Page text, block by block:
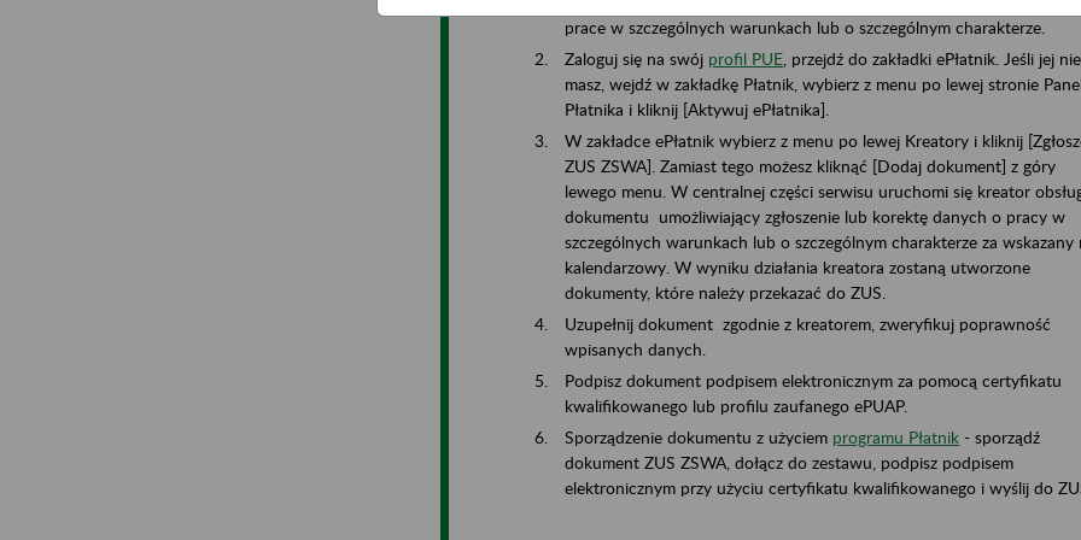
prace w szczególnych warunkach lub o szczególnym
Zaloguj się na swój profil PUE , przejdź do zakładki ePłatnik. Jeśli jej nie
masz, wejdź w zakładkę Płatnik, wybierz z menu po lewej stronie
Płatnika i kliknij [Aktywuj ePłatnika].
W zakładce ePłatnik wybierz z menu po lewej Kreatory i kliknij
ZUS ZSWA]. Zamiast tego możesz kliknąć [Dodaj dokument] z góry
lewego menu. W centralnej części serwisu uruchomi się kreator
dokumentu umożliwiający zgłoszenie lub korektę danych o pracy w
szczególnych warunkach lub o szczególnym charakterze za wskazany
kalendarzowy. W wyniku działania kreatora zostaną utworzone
dokumenty, które należy przekazać do ZUS.
Uzupełnij dokument zgodnie z kreatorem, zweryfikuj poprawność
wpisanych danych.
Podpisz dokument podpisem elektronicznym za pomocą certyfikatu
kwalifikowanego lub profilu zaufanego ePUAP.
Sporządzenie dokumentu z użyciem programu Płatnik - sporządź
dokument ZUS ZSWA, dołącz do zestawu, podpisz podpisem
elektronicznym przy użyciu certyfikatu kwalifikowanego i wyślij do